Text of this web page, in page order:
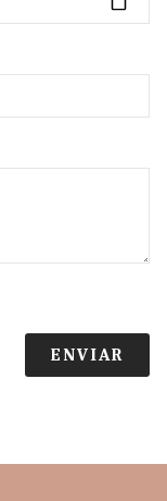
ENVIAR